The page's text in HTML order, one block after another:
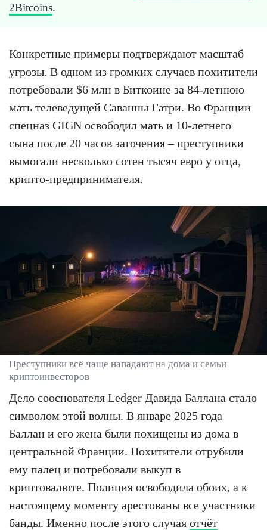
2Bitcoins.
Конкретные примеры подтверждают масштаб
угрозы. В одном из громких случаев похитители
потребовали $6 млн в Биткоине за 84-летнюю
мать телеведущей Саванны Гатри. Во Франции
спецназ GIGN освободил мать и 10-летнего
сына после 20 часов заточения – преступники
вымогали несколько сотен тысяч евро у отца,
крипто-предпринимателя.
Преступники всё чаще нападают на дома и семьи
криптоинвесторов
Дело сооснователя Ledger Давида Баллана стало
символом этой волны. В январе 2025 года
Баллан и его жена были похищены из дома в
центральной Франции. Похитители отрубили
ему палец и потребовали выкуп в
криптовалюте. Полиция освободила обоих, а к
настоящему моменту арестованы все участники
банды. Именно после этого случая отчёт